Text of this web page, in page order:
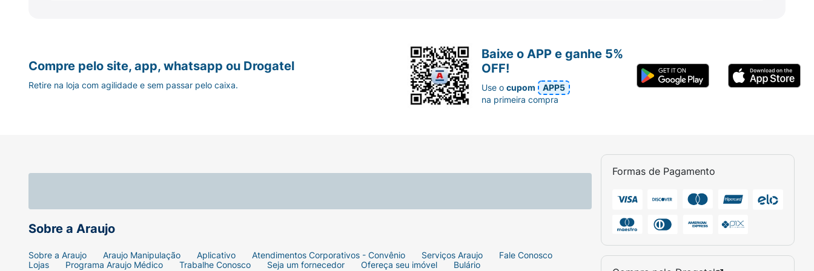
Sobre a Araujo
Sobre a Araujo Araujo Manipulação Aplicativo Atendimentos Corporativos - Convênio Serviços Araujo
Fale Conosco
Lojas
Programa Araujo Médico Trabalhe Conosco Seja um fornecedor Ofereça seu imóvel Bulário
Formas de Pagamento
Compre pelo site, app, whatsapp ou Drogatel
Retire na loja com agilidade e sem passar pelo caixa.
Baixe o APP e ganhe 5%
OFF!
Use ocupom
APP5
na primeira compra